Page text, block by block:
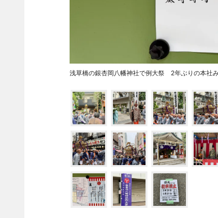
浅草橋の銀杏岡八幡神社で例大祭 2年ぶりの本社